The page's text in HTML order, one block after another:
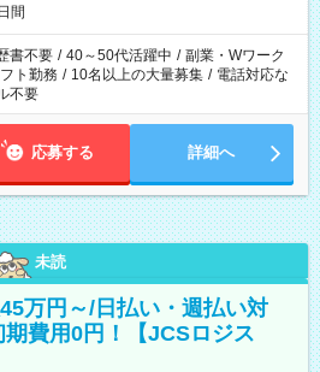
めな休憩があります。
間
書不要 / 40～50代活躍中 / 副業・Wワーク
ト勤務 / 10名以上の大量募集 / 電話対応な
不要
応募する 詳細へ
未読
万円～/日払い・週払い対
費用0円！【JCSロジス